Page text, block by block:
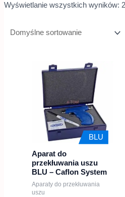
Wyświetlanie wszystkich wyników: 2
BLU
Aparat do
przekłuwania uszu
BLU – Caflon System
Aparaty do przekłuwania
uszu